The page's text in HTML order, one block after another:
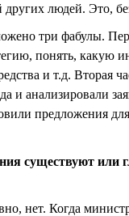
людей. Это,
три фабулы.
понять, какую
и т.д. Вторая
и анализировали
предложения
существуют или
нет. Когда